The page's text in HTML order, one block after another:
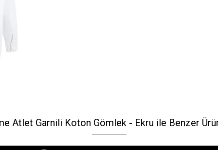
Atlet Garnili Koton Gömlek - Ekru ile Benzer